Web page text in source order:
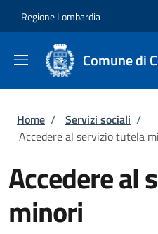
Regione Lombardia
Comune di
Briciole di pane
Home / Servizi sociali /
Accedere al servizio tutela
Accedere al
minori